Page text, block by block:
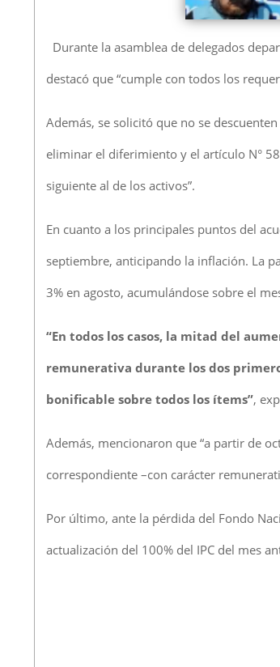
Durante la asamblea de delegados
destacó que “cumple con todos los
Además, se solicitó que no se
eliminar el diferimiento y el artículo N°
siguiente al de los activos”.
En cuanto a los principales puntos del
septiembre, anticipando la inflación. La
3% en agosto, acumulándose sobre el
“En todos los casos, la mitad del
remunerativa durante los dos
bonificable sobre todos los ítems”,
Además, mencionaron que “a partir de
correspondiente –con carácter
Por último, ante la pérdida del Fondo
actualización del 100% del IPC del mes